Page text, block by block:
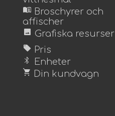
menu_book Broschyrer och
affischer
image Grafiska resurser
sell Pris
bluetooth Enheter
shopping_cart Din kundvagn